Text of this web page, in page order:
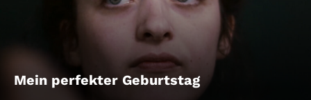
Mein perfekter Geburtstag